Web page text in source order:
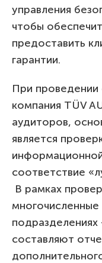
управления
чтобы
предоставить
гарантии.
При проведении
компания TÜV
аудиторов,
является
соответствие
В рамках
составляют